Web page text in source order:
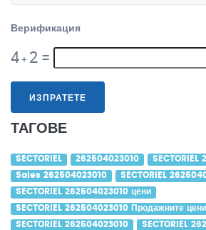
Верификация
4+ 2 =
ИЗПРАТЕТЕ
ТАГОВЕ
SECTORIEL 262504023010 SECTORIEL
Sales 262504023010 SECTORIEL
SECTORIEL 262504023010 цени
SECTORIEL 262504023010 Продажните цени
SECTORIEL 262504023010 SECTORIEL